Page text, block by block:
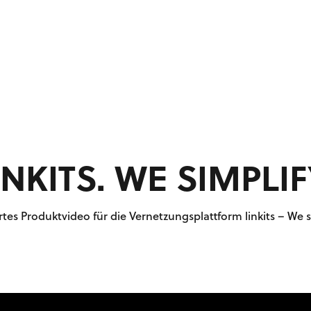
WE
Produktvideo für die Vernetzungsplattform linkits – We